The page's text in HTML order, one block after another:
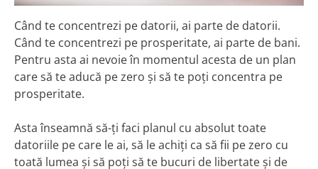
Când te concentrezi pe datorii, ai parte de datorii.
Când te concentrezi pe prosperitate, ai parte de bani.
Pentru asta ai nevoie în momentul acesta de un plan
care să te aducă pe zero şi să te poţi concentra pe
prosperitate.
Asta înseamnă să-ţi faci planul cu absolut toate
datoriile pe care le ai, să le achiţi ca să fii pe zero cu
toată lumea şi să poţi să te bucuri de libertate şi de